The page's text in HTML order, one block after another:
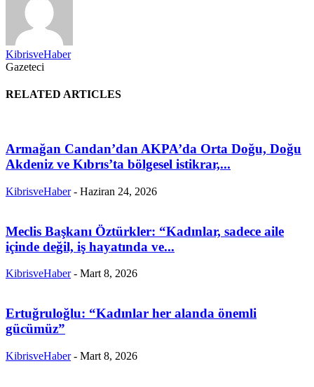
KibrisveHaber
Gazeteci
RELATED ARTICLES
Armağan Candan’dan AKPA’da Orta Doğu, Doğu
Akdeniz ve Kıbrıs’ta bölgesel istikrar,...
KibrisveHaber - Haziran 24, 2026
Meclis Başkanı Öztürkler: “Kadınlar, sadece aile
içinde değil, iş hayatında ve...
KibrisveHaber - Mart 8, 2026
Ertuğruloğlu: “Kadınlar her alanda önemli
gücümüz”
KibrisveHaber - Mart 8, 2026